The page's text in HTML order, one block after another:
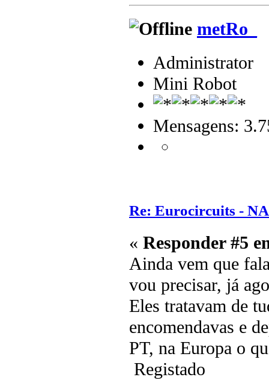
metRo_
Administrator
Mini Robot
Mensagens:
Re: Eurocircuits -
« Responder #5
Ainda vem que
vou precisar, já
Eles tratavam de
encomendavas e
PT, na Europa o
Registado